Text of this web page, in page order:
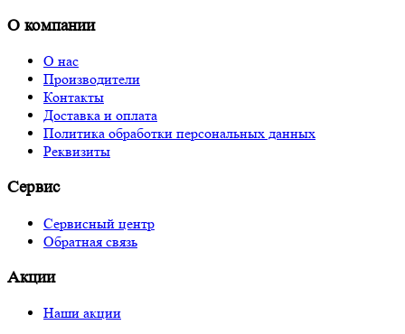
О компании
О нас
Производители
Контакты
Доставка и оплата
Политика обработки персональных данных
Реквизиты
Сервис
Сервисный центр
Обратная связь
Акции
Наши акции